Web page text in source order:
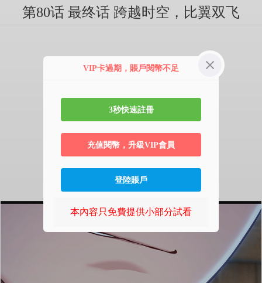
第80话 最终话 跨越时空，比翼双飞
VIP卡過期，賬戶閱幣不足
3秒快速註冊
充值閱幣，升級VIP會員
登陸賬戶
本內容只免費提供小部分試看